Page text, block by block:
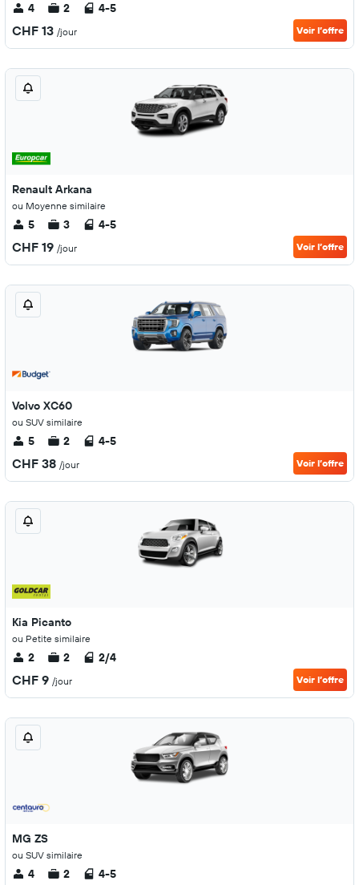
4 2 4-5
CHF 13 /jour Voir l’offre
Renault Arkana
ou Moyenne similaire
5 3 4-5
CHF 19 /jour Voir l’offre
Volvo XC60
ou SUV similaire
5 2 4-5
CHF 38 /jour Voir l’offre
Kia Picanto
ou Petite similaire
2 2 2/4
CHF 9 /jour Voir l’offre
MG ZS
ou SUV similaire
4 2 4-5